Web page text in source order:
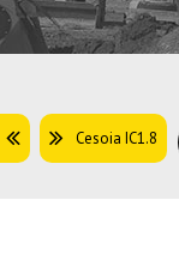
Cesoia IC1.8